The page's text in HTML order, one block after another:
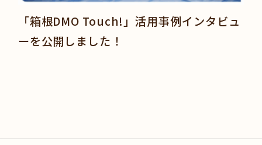
「箱根DMO Touch!」活用事例インタビュ
ーを公開しました！